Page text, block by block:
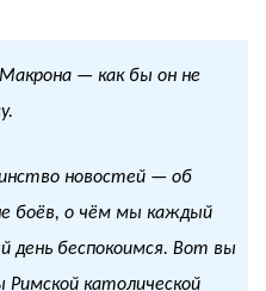
— как бы он не
новостей — об
боёв, о чём мы каждый
день беспокоимся. Вот вы
католической